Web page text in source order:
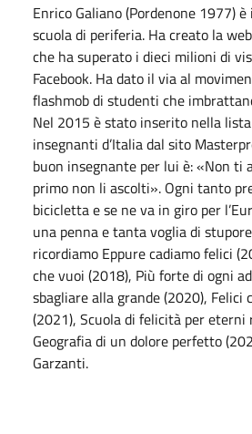
Enrico Galiano (Pordenone 1977)
scuola di periferia. Ha creato la
che ha superato i dieci milioni di
Facebook. Ha dato il via al
flashmob di studenti che
Nel 2015 è stato inserito nella
insegnanti d’Italia dal sito
buon insegnante per lui è: «Non ti
primo non li ascolti». Ogni tanto
bicicletta e se ne va in giro per
una penna e tanta voglia di
ricordiamo Eppure cadiamo felici
che vuoi (2018), Più forte di ogni
sbagliare alla grande (2020), Felici
(2021), Scuola di felicità per
Geografia di un dolore perfetto
Garzanti.